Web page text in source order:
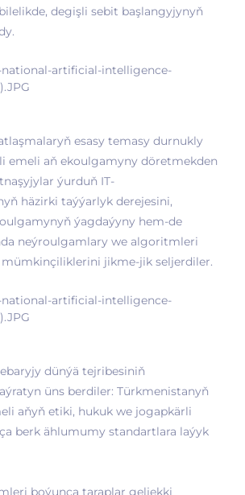
degişli sebit başlangyjynyň
esasy temasy durnukly
emeli aň ekoulgamyny döretmekden
ýurduň IT-
häzirki taýýarlyk derejesini,
ýagdaýyny hem-de
neýroulgamlary we algoritmleri
jikme-jik seljerdiler.
dünýä tejribesiniň
üns berdiler: Türkmenistanyň
aňyň etiki, hukuk we jogapkärli
berk ählumumy standartlara laýyk
boýunça taraplar geljekki